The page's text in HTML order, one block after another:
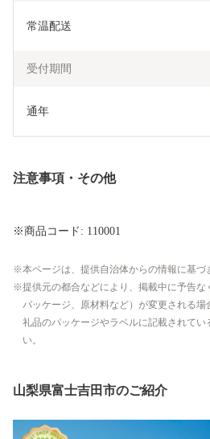
常温配送
受付期間
通年
注意事項・その他
※商品コード: 110001
本ページは、提供自治体からの情報に基づ
提供元の都合などにより、掲載中に予告な
パッケージ、原材料など）が変更される
礼品のパッケージやラベルに記載されてい
い。
山梨県富士吉田市のご紹介